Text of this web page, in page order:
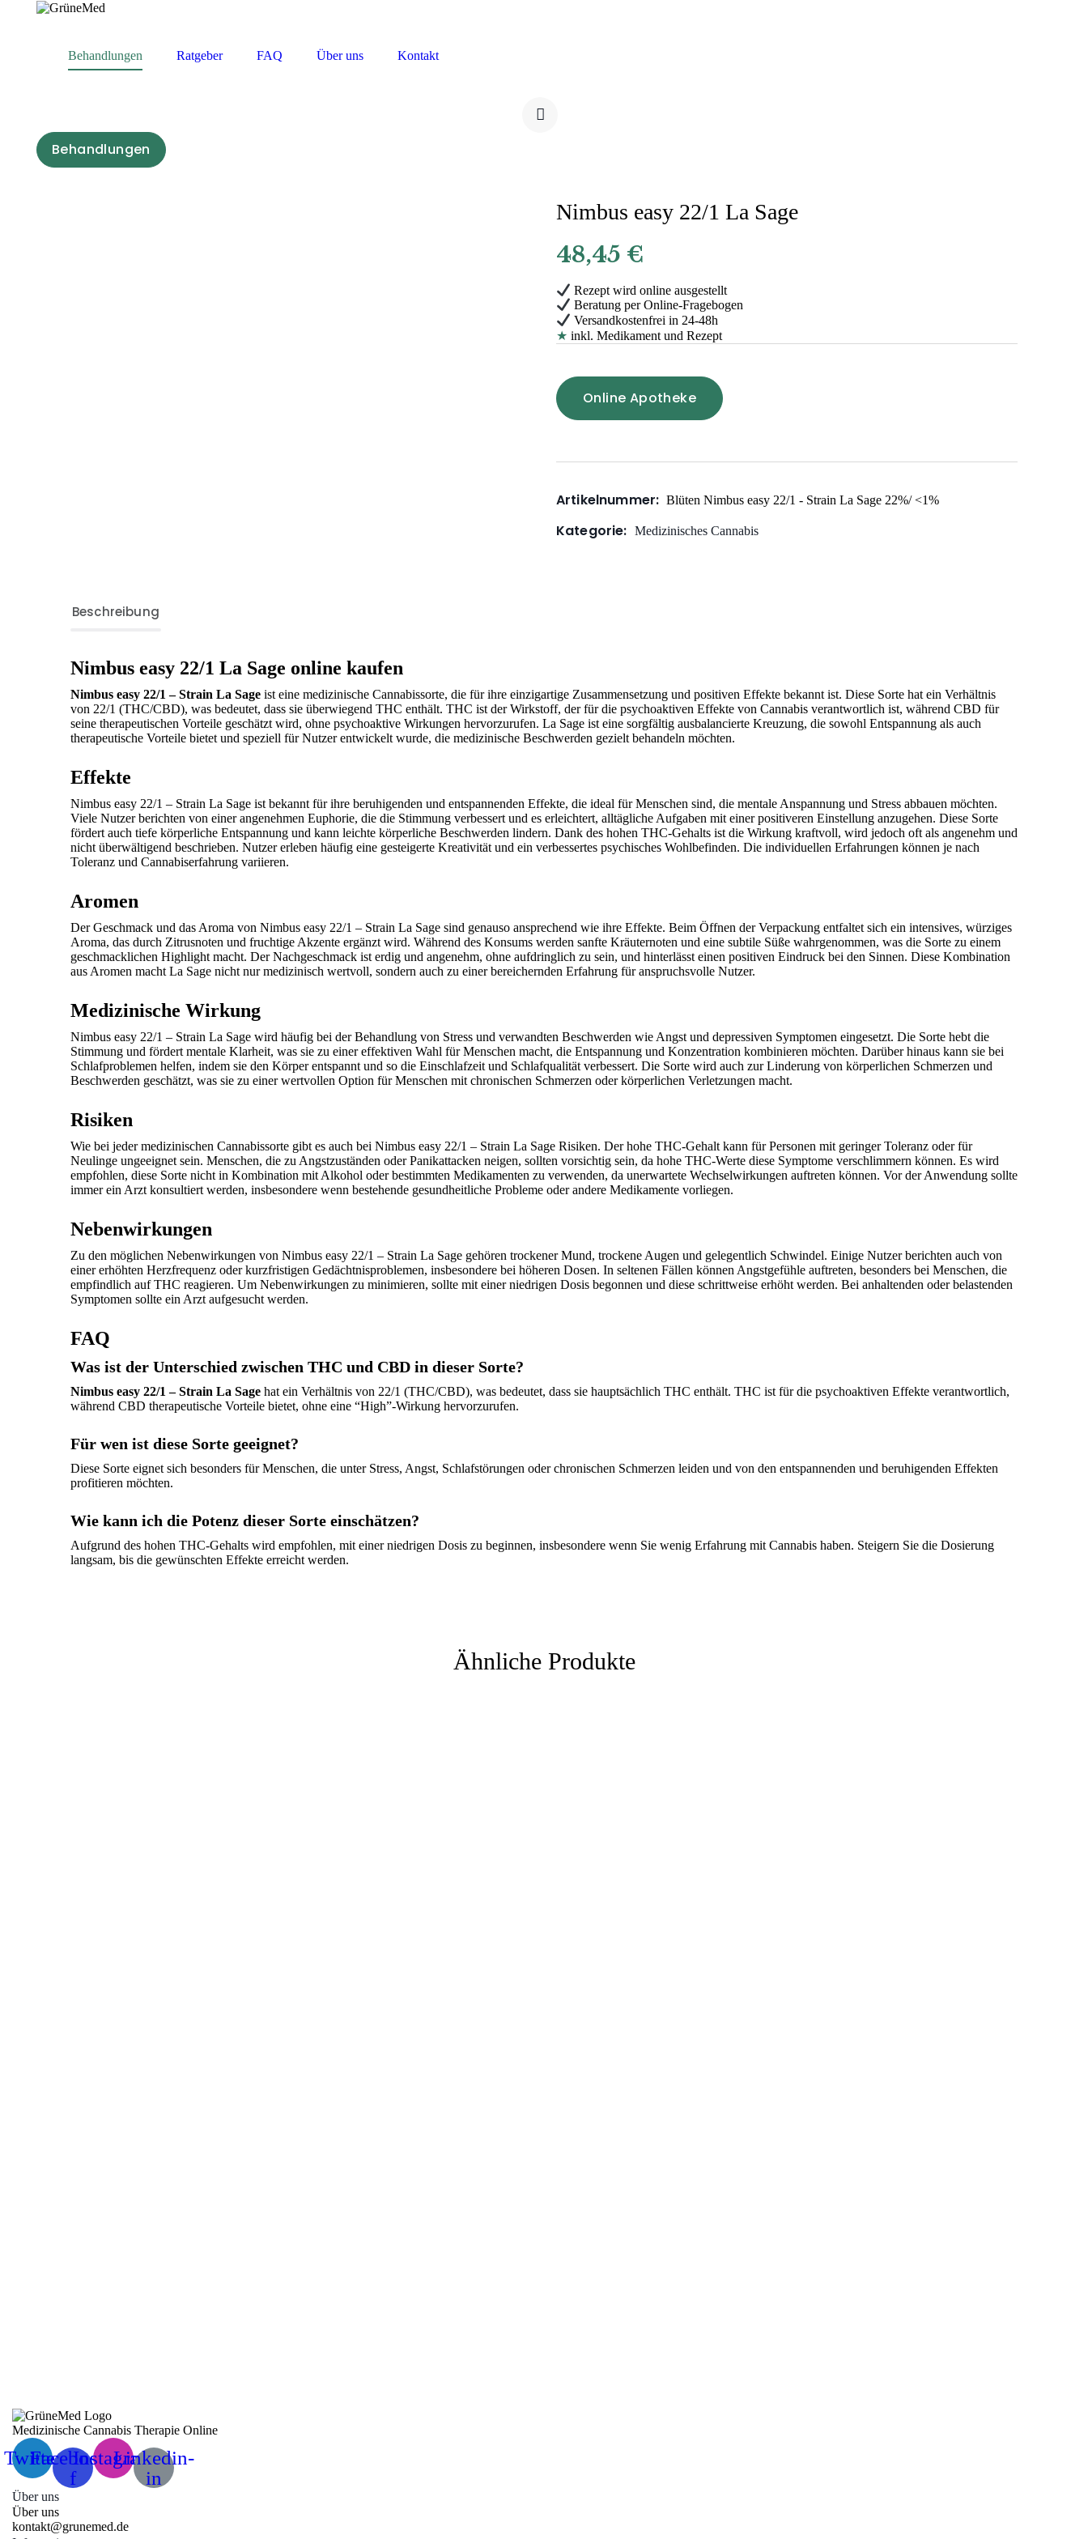
Behandlungen Ratgeber FAQ Über uns Kontakt
Behandlungen
Nimbus easy 22/1 La Sage
48,45 €
Rezept wird online ausgestellt
Beratung per Online-Fragebogen
Versandkostenfrei in 24-48h
★ inkl. Medikament und Rezept
Online Apotheke
Artikelnummer: Blüten Nimbus easy 22/1 - Strain La Sage 22%/ <1%
Kategorie: Medizinisches Cannabis
Beschreibung
Nimbus easy 22/1 La Sage online kaufen
Nimbus easy 22/1 – Strain La Sage ist eine medizinische Cannabissorte, die für ihre einzigartige Zusammensetzung und positiven Effekte bekannt ist. Diese Sorte hat ein Verhältnis
von 22/1 (THC/CBD), was bedeutet, dass sie überwiegend THC enthält. THC ist der Wirkstoff, der für die psychoaktiven Effekte von Cannabis verantwortlich ist, während CBD für
seine therapeutischen Vorteile geschätzt wird, ohne psychoaktive Wirkungen hervorzurufen. La Sage ist eine sorgfältig ausbalancierte Kreuzung, die sowohl Entspannung als auch
therapeutische Vorteile bietet und speziell für Nutzer entwickelt wurde, die medizinische Beschwerden gezielt behandeln möchten.
Effekte
Nimbus easy 22/1 – Strain La Sage ist bekannt für ihre beruhigenden und entspannenden Effekte, die ideal für Menschen sind, die mentale Anspannung und Stress abbauen möchten.
Viele Nutzer berichten von einer angenehmen Euphorie, die die Stimmung verbessert und es erleichtert, alltägliche Aufgaben mit einer positiveren Einstellung anzugehen. Diese Sorte
fördert auch tiefe körperliche Entspannung und kann leichte körperliche Beschwerden lindern. Dank des hohen THC-Gehalts ist die Wirkung kraftvoll, wird jedoch oft als angenehm und
nicht überwältigend beschrieben. Nutzer erleben häufig eine gesteigerte Kreativität und ein verbessertes psychisches Wohlbefinden. Die individuellen Erfahrungen können je nach
Toleranz und Cannabiserfahrung variieren.
Aromen
Der Geschmack und das Aroma von Nimbus easy 22/1 – Strain La Sage sind genauso ansprechend wie ihre Effekte. Beim Öffnen der Verpackung entfaltet sich ein intensives, würziges
Aroma, das durch Zitrusnoten und fruchtige Akzente ergänzt wird. Während des Konsums werden sanfte Kräuternoten und eine subtile Süße wahrgenommen, was die Sorte zu einem
geschmacklichen Highlight macht. Der Nachgeschmack ist erdig und angenehm, ohne aufdringlich zu sein, und hinterlässt einen positiven Eindruck bei den Sinnen. Diese Kombination
aus Aromen macht La Sage nicht nur medizinisch wertvoll, sondern auch zu einer bereichernden Erfahrung für anspruchsvolle Nutzer.
Medizinische Wirkung
Nimbus easy 22/1 – Strain La Sage wird häufig bei der Behandlung von Stress und verwandten Beschwerden wie Angst und depressiven Symptomen eingesetzt. Die Sorte hebt die
Stimmung und fördert mentale Klarheit, was sie zu einer effektiven Wahl für Menschen macht, die Entspannung und Konzentration kombinieren möchten. Darüber hinaus kann sie bei
Schlafproblemen helfen, indem sie den Körper entspannt und so die Einschlafzeit und Schlafqualität verbessert. Die Sorte wird auch zur Linderung von körperlichen Schmerzen und
Beschwerden geschätzt, was sie zu einer wertvollen Option für Menschen mit chronischen Schmerzen oder körperlichen Verletzungen macht.
Risiken
Wie bei jeder medizinischen Cannabissorte gibt es auch bei Nimbus easy 22/1 – Strain La Sage Risiken. Der hohe THC-Gehalt kann für Personen mit geringer Toleranz oder für
Neulinge ungeeignet sein. Menschen, die zu Angstzuständen oder Panikattacken neigen, sollten vorsichtig sein, da hohe THC-Werte diese Symptome verschlimmern können. Es wird
empfohlen, diese Sorte nicht in Kombination mit Alkohol oder bestimmten Medikamenten zu verwenden, da unerwartete Wechselwirkungen auftreten können. Vor der Anwendung sollte
immer ein Arzt konsultiert werden, insbesondere wenn bestehende gesundheitliche Probleme oder andere Medikamente vorliegen.
Nebenwirkungen
Zu den möglichen Nebenwirkungen von Nimbus easy 22/1 – Strain La Sage gehören trockener Mund, trockene Augen und gelegentlich Schwindel. Einige Nutzer berichten auch von
einer erhöhten Herzfrequenz oder kurzfristigen Gedächtnisproblemen, insbesondere bei höheren Dosen. In seltenen Fällen können Angstgefühle auftreten, besonders bei Menschen, die
empfindlich auf THC reagieren. Um Nebenwirkungen zu minimieren, sollte mit einer niedrigen Dosis begonnen und diese schrittweise erhöht werden. Bei anhaltenden oder belastenden
Symptomen sollte ein Arzt aufgesucht werden.
FAQ
Was ist der Unterschied zwischen THC und CBD in dieser Sorte?
Nimbus easy 22/1 – Strain La Sage hat ein Verhältnis von 22/1 (THC/CBD), was bedeutet, dass sie hauptsächlich THC enthält. THC ist für die psychoaktiven Effekte verantwortlich,
während CBD therapeutische Vorteile bietet, ohne eine “High”-Wirkung hervorzurufen.
Für wen ist diese Sorte geeignet?
Diese Sorte eignet sich besonders für Menschen, die unter Stress, Angst, Schlafstörungen oder chronischen Schmerzen leiden und von den entspannenden und beruhigenden Effekten
profitieren möchten.
Wie kann ich die Potenz dieser Sorte einschätzen?
Aufgrund des hohen THC-Gehalts wird empfohlen, mit einer niedrigen Dosis zu beginnen, insbesondere wenn Sie wenig Erfahrung mit Cannabis haben. Steigern Sie die Dosierung
langsam, bis die gewünschten Effekte erreicht werden.
Ähnliche Produkte
Medizinische Cannabis Therapie Online
Twitter
Facebook-
f
InstagramLinkedin-
in
Über uns
Über uns
kontakt@grunemed.de